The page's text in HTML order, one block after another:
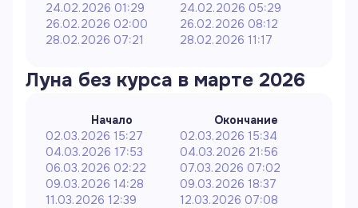
24.02.2026 01:29
24.02.2026 05:29
26.02.2026 02:00
26.02.2026 08:12
28.02.2026 07:21
28.02.2026 11:17
Луна без курса в марте 2026
Начало
Окончание
02.03.2026 15:27
02.03.2026 15:34
04.03.2026 17:53
04.03.2026 21:56
06.03.2026 02:22
07.03.2026 07:02
09.03.2026 14:28
09.03.2026 18:37
11.03.2026 12:39
12.03.2026 07:08